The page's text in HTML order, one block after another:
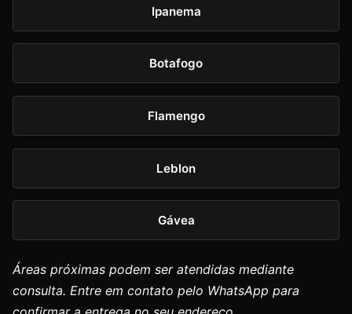
Ipanema
Botafogo
Flamengo
Leblon
Gávea
Áreas próximas podem ser atendidas mediante
consulta. Entre em contato pelo WhatsApp para